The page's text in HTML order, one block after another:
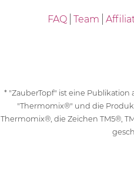
FAQ Team
* "ZauberTopf" ist eine
"Thermomix®" und die
Thermomix®, die Zeichen TM5®,